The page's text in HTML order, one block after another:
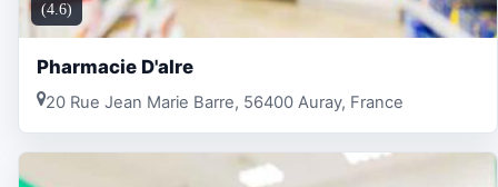
(4.6)
Pharmacie D'alre
20 Rue Jean Marie Barre, 56400 Auray, France